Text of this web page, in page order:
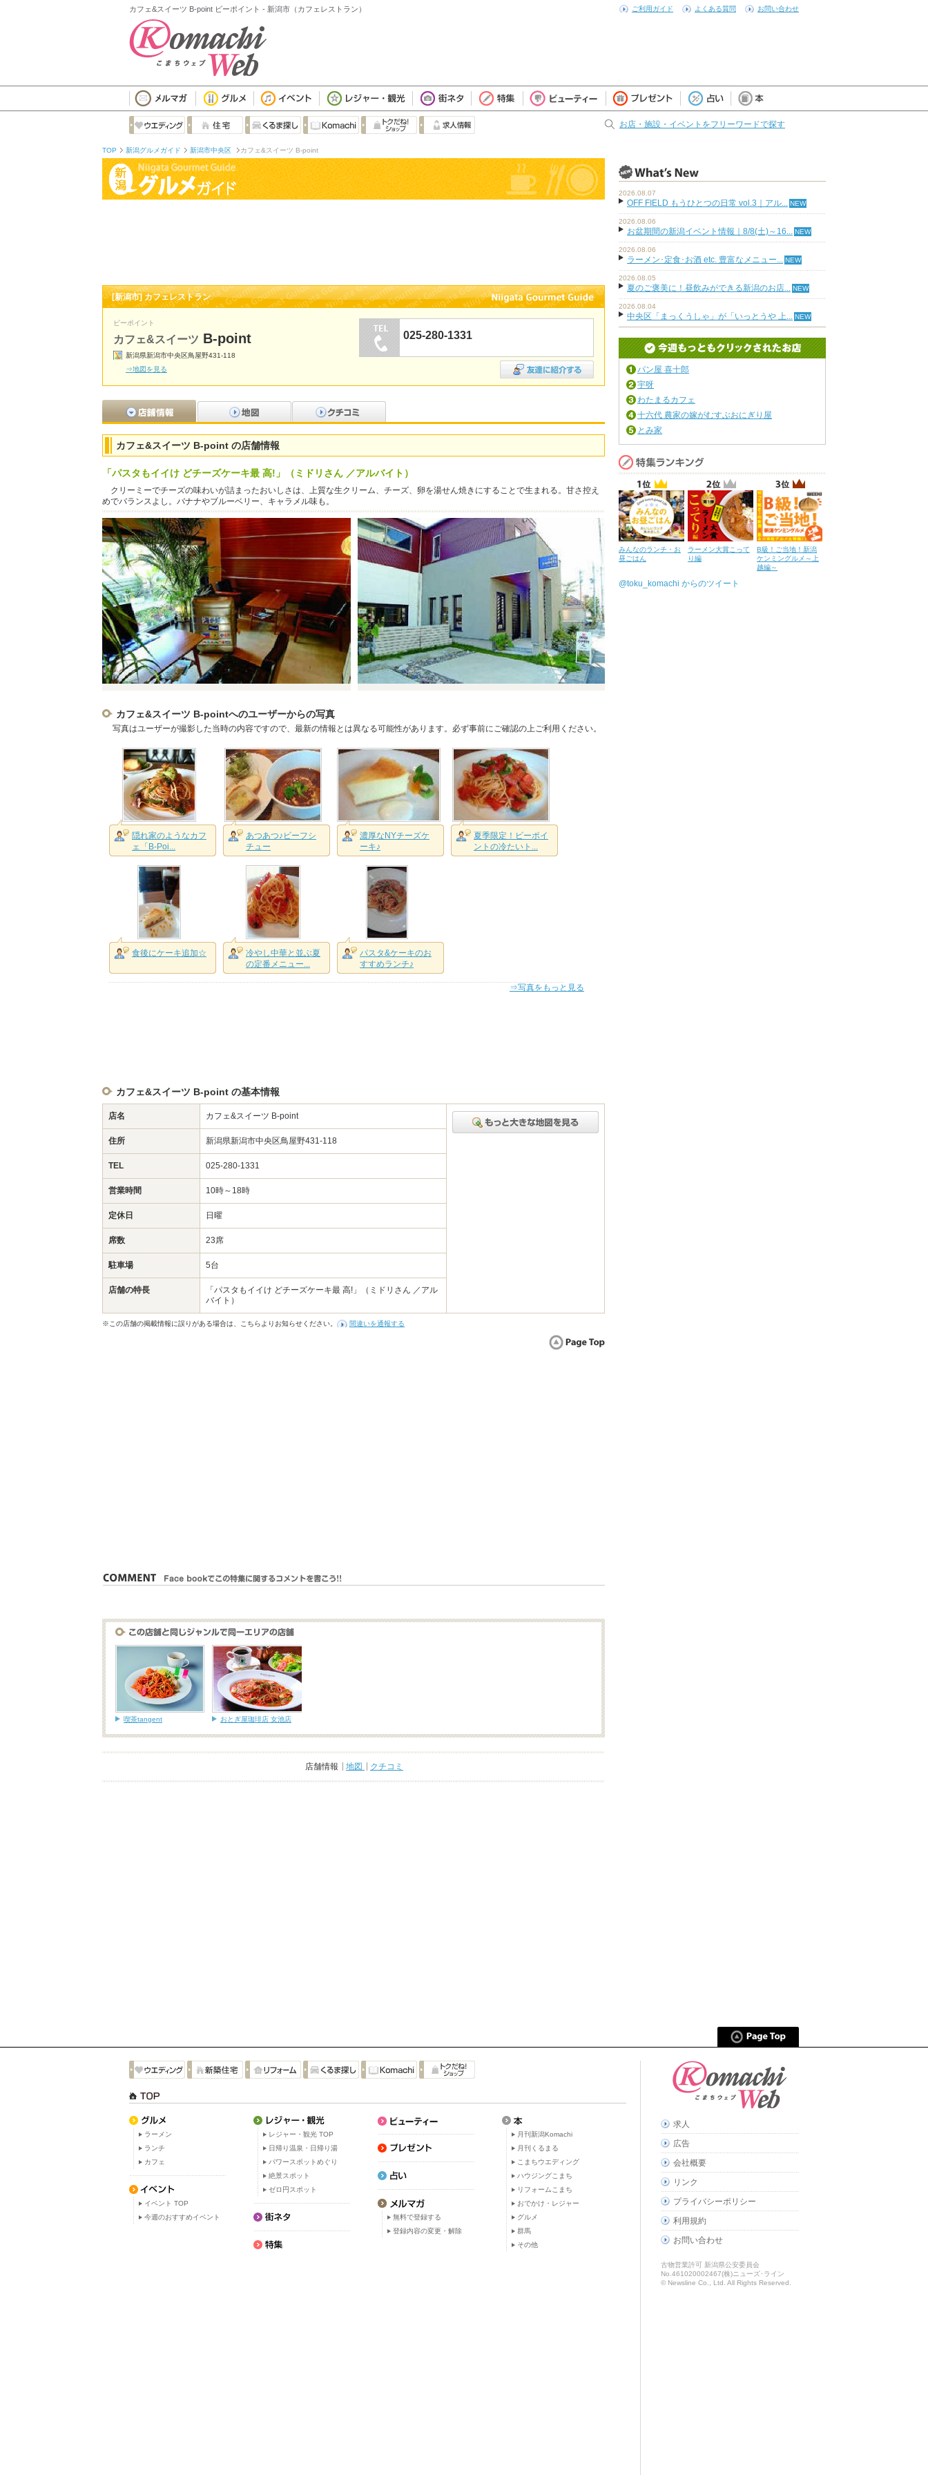
カフェ&スイーツ B-point ビーポイント - 新潟市（カフェレストラン） ご利用ガイド よくある質問 お問い合わせ
お店・施設・イベントをフリーワードで探す
TOP 新潟グルメガイド 新潟市中央区 カフェ&スイーツ B-point
[新潟市] カフェレストラン
ビーポイント
カフェ&スイーツ B-point
新潟県新潟市中央区鳥屋野431-118
⇒地図を見る
025-280-1331
カフェ&スイーツ B-point の店舗情報
「パスタもイイけ どチーズケーキ最 高!」（ミドリさん ／アルバイト）
クリーミーでチーズの味わいが詰まったおいしさは、上質な生クリーム、チーズ、卵を湯せん焼きにすることで生まれる。甘さ控え
めでバランスよし。バナナやブルーベリー、キャラメル味も。
カフェ&スイーツ B-pointへのユーザーからの写真
写真はユーザーが撮影した当時の内容ですので、最新の情報とは異なる可能性があります。必ず事前にご確認の上ご利用ください。
隠れ家のようなカフ
ェ「B-Poi...
あつあつ♪ビーフシ
チュー
濃厚なNYチーズケ
ーキ♪
夏季限定！ビーポイ
ントの冷たいト...
食後にケーキ追加☆
冷やし中華と並ぶ夏
の定番メニュー...
パスタ&ケーキのお
すすめランチ♪
⇒写真をもっと見る
カフェ&スイーツ B-point の基本情報
店名 カフェ&スイーツ B-point
住所 新潟県新潟市中央区鳥屋野431-118
TEL 025-280-1331
営業時間 10時～18時
定休日 日曜
席数 23席
駐車場 5台
店舗の特長
「パスタもイイけ どチーズケーキ最 高!」（ミドリさん ／アル
バイト）
※この店舗の掲載情報に誤りがある場合は、こちらよりお知らせください。 間違いを通報する
喫茶tangent おとぎ屋珈琲店 女池店
店舗情報 地図 クチコミ
2026.08.07
OFF FIELD もうひとつの日常 vol.3｜アル...
2026.08.06
お盆期間の新潟イベント情報｜8/8(土)～16...
2026.08.06
ラーメン･定食･お酒 etc. 豊富なメニュー...
2026.08.05
夏のご褒美に！昼飲みができる新潟のお店...
2026.08.04
中央区「まっくうしゃ」が「いっとうや 上...
パン屋 喜十郎
宇呀
わたまるカフェ
十六代 農家の嫁がむすぶおにぎり屋
とみ家
みんなのランチ・お
昼ごはん
ラーメン大賞こって
り編
B級！ご当地！新潟
ケンミングルメ～上
越編～
@toku_komachi からのツイート
ラーメン
ランチ
カフェ
イベント TOP
今週のおすすめイベント
レジャー・観光 TOP
日帰り温泉・日帰り湯
パワースポットめぐり
絶景スポット
ゼロ円スポット
無料で登録する
登録内容の変更・解除
月刊新潟Komachi
月刊くるまる
こまちウエディング
ハウジングこまち
リフォームこまち
おでかけ・レジャー
グルメ
群馬
その他
求人
広告
会社概要
リンク
プライバシーポリシー
利用規約
お問い合わせ
古物営業許可 新潟県公安委員会
No.461020002467(株)ニューズ･ライン
© Newsline Co., Ltd. All Rights Reserved.